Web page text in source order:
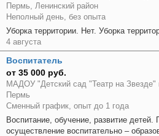
Пермь, Ленинский район
Неполный день, без опыта
Уборка территории. Нет. Уборка
4 августа
Воспитатель
от 35 000 руб.
МАДОУ "Детский сад "Театр на Звезде"
Пермь
Сменный график, опыт до 1 года
Воспитание, обучение, развитие детей.
осуществление воспитательно –